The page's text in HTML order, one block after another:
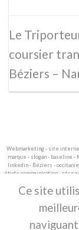
Le
coursier
Béziers –
Webmarketing - site
marque - slogan - baseline
linkedin - Béziers -
étude communication -
.
vous
Ce site